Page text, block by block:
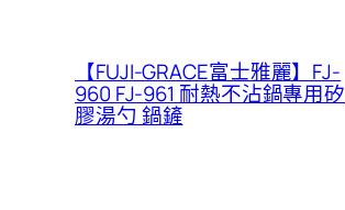
【FUJI-GRACE富士雅麗】FJ-
960 FJ-961 耐熱不沾鍋專用矽
膠湯勺 鍋鏟